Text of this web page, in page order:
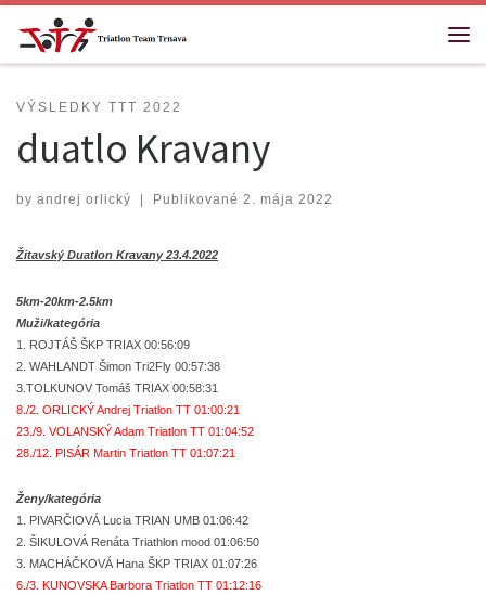
Skip to content
VÝSLEDKY TTT 2022
duatlo Kravany
by andrej orlický Publikované 2. mája 2022
Žitavský Duatlon Kravany 23.4.2022
5km-20km-2.5km
Muži/kategória
1. ROJTÁŠ ŠKP TRIAX 00:56:09
2. WAHLANDT Šimon Tri2Fly 00:57:38
3.TOLKUNOV Tomáš TRIAX 00:58:31
8./2. ORLICKÝ Andrej Triatlon TT 01:00:21
23./9. VOLANSKÝ Adam Triatlon TT 01:04:52
28./12. PISÁR Martin Triatlon TT 01:07:21
Ženy/kategória
1. PIVARČIOVÁ Lucia TRIAN UMB 01:06:42
2. ŠIKULOVÁ Renáta Triathlon mood 01:06:50
3. MACHÁČKOVÁ Hana ŠKP TRIAX 01:07:26
6./3. KUNOVSKA Barbora Triatlon TT 01:12:16